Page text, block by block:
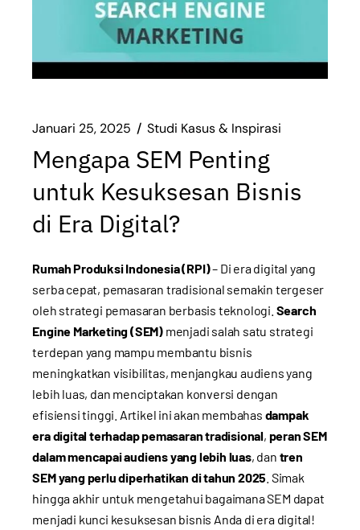
Januari 25, 2025 Studi Kasus & Inspirasi
Mengapa SEM Penting
untuk Kesuksesan Bisnis
di Era Digital?
Rumah Produksi Indonesia (RPI)– Di era digital yang
serba cepat, pemasaran tradisional semakin tergeser
oleh strategi pemasaran berbasis teknologi. Search
Engine Marketing (SEM)menjadi salah satu strategi
terdepan yang mampu membantu bisnis
meningkatkan visibilitas, menjangkau audiens yang
lebih luas, dan menciptakan konversi dengan
efisiensi tinggi. Artikel ini akan membahas dampak
era digital terhadap pemasaran tradisional, peran SEM
dalam mencapai audiens yang lebih luas, dan tren
SEM yang perlu diperhatikan di tahun 2025 . Simak
hingga akhir untuk mengetahui bagaimana SEM dapat
menjadi kunci kesuksesan bisnis Anda di era digital!